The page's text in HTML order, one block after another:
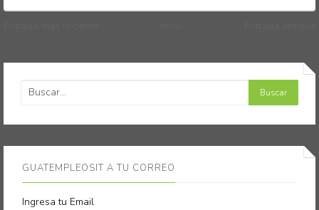
GUATEMPLEOSIT A TU CORREO
Ingresa tu Email